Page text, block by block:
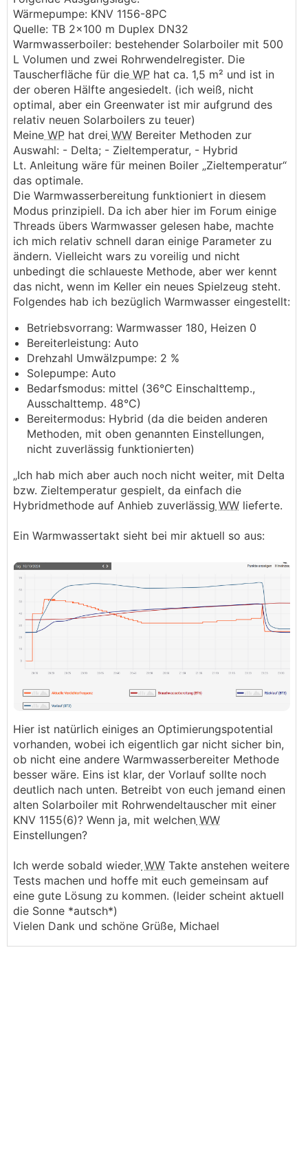
Wärmepumpe: KNV 1156-8PC
Quelle: TB 2x100 m Duplex DN32
Warmwasserboiler: bestehender Solarboiler mit 500
L Volumen und zwei Rohrwendelregister. Die
Tauscherfläche für die WP hat ca. 1,5 m² und ist in
der oberen Hälfte angesiedelt. (ich weiß, nicht
optimal, aber ein Greenwater ist mir aufgrund des
relativ neuen Solarboilers zu teuer)
Meine WP hat drei WW Bereiter Methoden zur
Auswahl: - Delta; - Zieltemperatur, - Hybrid
Lt. Anleitung wäre für meinen Boiler „Zieltemperatur“
das optimale.
Die Warmwasserbereitung funktioniert in diesem
Modus prinzipiell. Da ich aber hier im Forum einige
Threads übers Warmwasser gelesen habe, machte
ich mich relativ schnell daran einige Parameter zu
ändern. Vielleicht wars zu voreilig und nicht
unbedingt die schlaueste Methode, aber wer kennt
das nicht, wenn im Keller ein neues Spielzeug steht.
Folgendes hab ich bezüglich Warmwasser eingestellt:
Betriebsvorrang: Warmwasser 180, Heizen 0
Bereiterleistung: Auto
Drehzahl Umwälzpumpe: 2 %
Solepumpe: Auto
Bedarfsmodus: mittel (36°C Einschalttemp.,
Ausschalttemp. 48°C)
Bereitermodus: Hybrid (da die beiden anderen
Methoden, mit oben genannten Einstellungen,
nicht zuverlässig funktionierten)
„Ich hab mich aber auch noch nicht weiter, mit Delta
bzw. Zieltemperatur gespielt, da einfach die
Hybridmethode auf Anhieb zuverlässig WW lieferte.
Ein Warmwassertakt sieht bei mir aktuell so aus:
Hier ist natürlich einiges an Optimierungspotential
vorhanden, wobei ich eigentlich gar nicht sicher bin,
ob nicht eine andere Warmwasserbereiter Methode
besser wäre. Eins ist klar, der Vorlauf sollte noch
deutlich nach unten. Betreibt von euch jemand einen
alten Solarboiler mit Rohrwendeltauscher mit einer
KNV 1155(6)? Wenn ja, mit welchen WW
Einstellungen?
Ich werde sobald wieder WW Takte anstehen weitere
Tests machen und hoffe mit euch gemeinsam auf
eine gute Lösung zu kommen. (leider scheint aktuell
die Sonne *autsch*)
Vielen Dank und schöne Grüße, Michael